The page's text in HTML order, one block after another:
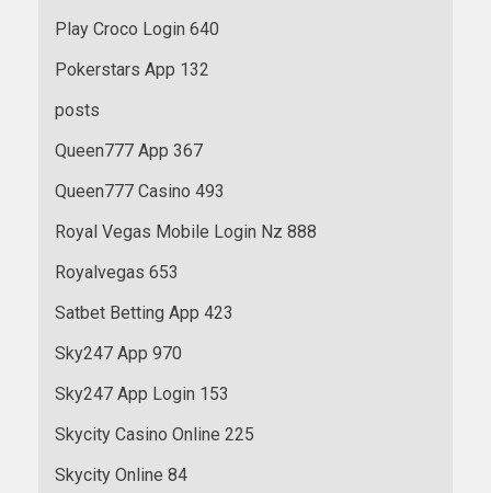
Play Croco Login 640
Pokerstars App 132
posts
Queen777 App 367
Queen777 Casino 493
Royal Vegas Mobile Login Nz 888
Royalvegas 653
Satbet Betting App 423
Sky247 App 970
Sky247 App Login 153
Skycity Casino Online 225
Skycity Online 84